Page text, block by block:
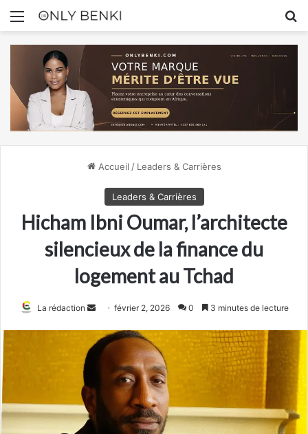
Menu
Accueil / Leaders & Carrières
Leaders & Carrières
Hicham Ibni Oumar, l’architecte
silencieux de la finance du
logement au Tchad
La rédaction
Envoyer
courriel
février 2, 2026 0 3 minutes de lecture